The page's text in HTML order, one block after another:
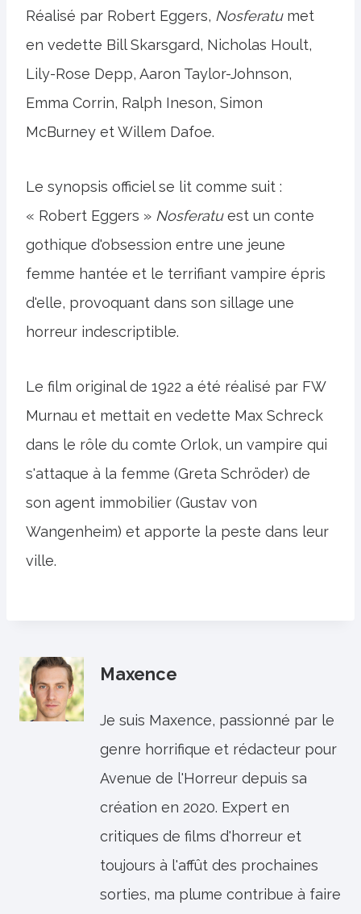
Réalisé par Robert Eggers, Nosferatumet
en vedette Bill Skarsgard, Nicholas Hoult,
Lily-Rose Depp, Aaron Taylor-Johnson,
Emma Corrin, Ralph Ineson, Simon
McBurney et Willem Dafoe.
Le synopsis officiel se lit comme suit :
« Robert Eggers » Nosferatuest un conte
gothique d'obsession entre une jeune
femme hantée et le terrifiant vampire épris
d'elle, provoquant dans son sillage une
horreur indescriptible.
Le film original de 1922 a été réalisé par FW
Murnau et mettait en vedette Max Schreck
dans le rôle du comte Orlok, un vampire qui
s'attaque à la femme (Greta Schröder) de
son agent immobilier (Gustav von
Wangenheim) et apporte la peste dans leur
ville.
Maxence
Je suis Maxence, passionné par le
genre horrifique et rédacteur pour
Avenue de l'Horreur depuis sa
création en 2020. Expert en
critiques de films d'horreur et
toujours à l'affût des prochaines
sorties, ma plume contribue à faire